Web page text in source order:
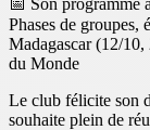
Phases de
Madagascar (12/
du Monde
Le club félicite son
souhaite plein de